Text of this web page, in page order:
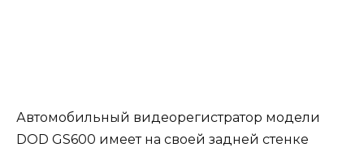
Автомобильный видеорегистратор модели
DOD GS600 имеет на своей задней стенке